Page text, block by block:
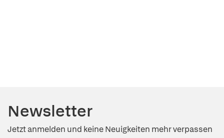
Newsletter
Jetzt anmelden und keine Neuigkeiten mehr verpassen